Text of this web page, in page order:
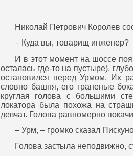
Николай Петрович Королев
– Куда вы, товарищ инженер?
И в этот момент на шоссе
осталась где-то на пустыре),
остановился перед Урмом. Их
словно башня, его граненые
круглая голова с большими
локатора была похожа на
девчат. Голова равномерно
– Урм, – громко сказал
Голова застыла неподвижно,